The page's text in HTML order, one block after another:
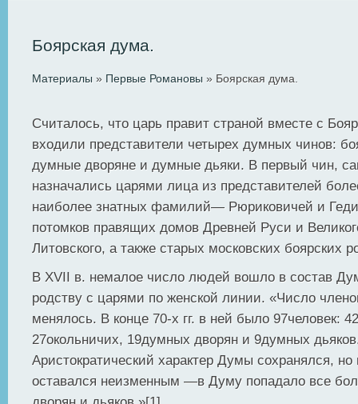
Боярская дума.
Материалы » Первые Романовы » Боярская дума.
Считалось, что царь правит страной вместе с
входили представители четырех думных чинов:
думные дворяне и думные дьяки. В первый чин,
назначались царями лица из представителей
наиболее знатных фамилий— Рюриковичей и
потомков правящих домов Древней Руси и
Литовского, а также старых московских боярских
В XVII в. немалое число людей вошло в состав
родству с царями по женской линии. «Число
менялось. В конце 70-х гг. в ней было 97человек:
27окольничих, 19думных дворян и 9думных
Аристократический характер Думы сохранялся, но
оставался неизменным —в Думу попадало все